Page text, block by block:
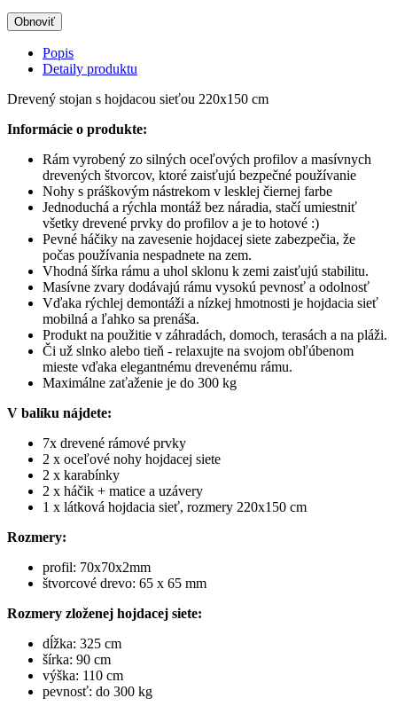
Popis
Detaily produktu
Drevený stojan s hojdacou sieťou 220x150 cm
Informácie o produkte:
Rám vyrobený zo silných oceľových profilov a masívnych
drevených štvorcov, ktoré zaisťujú bezpečné používanie
Nohy s práškovým nástrekom v lesklej čiernej farbe
Jednoduchá a rýchla montáž bez náradia, stačí umiestniť
všetky drevené prvky do profilov a je to hotové :)
Pevné háčiky na zavesenie hojdacej siete zabezpečia, že
počas používania nespadnete na zem.
Vhodná šírka rámu a uhol sklonu k zemi zaisťujú stabilitu.
Masívne zvary dodávajú rámu vysokú pevnosť a odolnosť
Vďaka rýchlej demontáži a nízkej hmotnosti je hojdacia sieť
mobilná a ľahko sa prenáša.
Produkt na použitie v záhradách, domoch, terasách a na pláži.
Či už slnko alebo tieň - relaxujte na svojom obľúbenom
mieste vďaka elegantnému drevenému rámu.
Maximálne zaťaženie je do 300 kg
V balíku nájdete:
7x drevené rámové prvky
2 x oceľové nohy hojdacej siete
2 x karabínky
2 x háčik + matice a uzávery
1 x látková hojdacia sieť, rozmery 220x150 cm
Rozmery:
profil: 70x70x2mm
štvorcové drevo: 65 x 65 mm
Rozmery zloženej hojdacej siete:
dĺžka: 325 cm
šírka: 90 cm
výška: 110 cm
pevnosť: do 300 kg